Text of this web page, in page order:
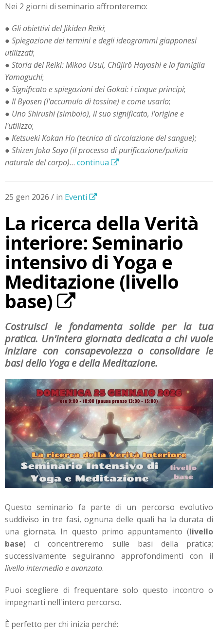
Nei 2 giorni di seminario affronteremo:
● Gli obiettivi del Jikiden Reiki;
● Spiegazione dei termini e degli ideogrammi giapponesi
utilizzati;
● Storia del Reiki: Mikao Usui, Chūjirō Hayashi e la famiglia
Yamaguchi;
● Significato e spiegazioni dei Gokai: i cinque principi;
● Il Byosen (l'accumulo di tossine) e come usarlo;
● Uno Shirushi (simbolo), il suo significato, l'origine e
l'utilizzo;
● Ketsueki Kokan Ho (tecnica di circolazione del sangue);
● Shizen Joka Sayo (il processo di purificazione/pulizia
naturale del corpo)… continua
25 gen 2026 / in Eventi
La ricerca della Verità
interiore: Seminario
intensivo di Yoga e
Meditazione (livello
base)
Costruisci le fondamenta solide per la tua
pratica. Un'intera giornata dedicata a chi vuole
iniziare con consapevolezza o consolidare le
basi dello Yoga e della Meditazione.
Questo seminario fa parte di un percorso evolutivo
suddiviso in tre fasi, ognuna delle quali ha la durata di
una giornata. In questo primo appuntamento (livello
base) ci concentreremo sulle basi della pratica;
successivamente seguiranno approfondimenti con il
livello intermedio e avanzato.
Puoi scegliere di frequentare solo questo incontro o
impegnarti nell'intero percorso.
È perfetto per chi inizia perché: